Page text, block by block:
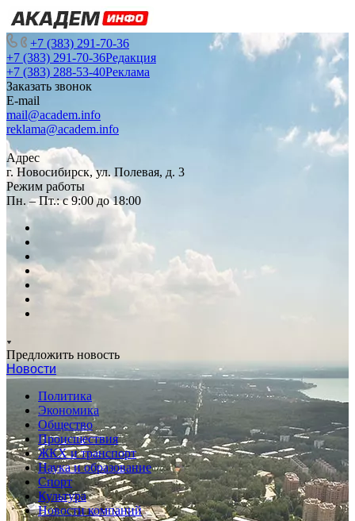
+7 (383) 291-70-36
+7 (383) 291-70-36Редакция
+7 (383) 288-53-40Реклама
Заказать звонок
E-mail
mail@academ.info
reklama@academ.info
Адрес
г. Новосибирск, ул. Полевая, д. 3
Режим работы
Пн. – Пт.: с 9:00 до 18:00
Предложить новость
Новости
Политика
Экономика
Общество
Происшествия
ЖКХ и транспорт
Наука и образование
Спорт
Культура
Новости компаний